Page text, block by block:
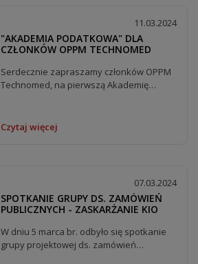
11.03.2024
"AKADEMIA PODATKOWA" DLA
CZŁONKÓW OPPM TECHNOMED
Serdecznie zapraszamy członków OPPM
Technomed, na pierwszą Akademię
Czytaj więcej
07.03.2024
SPOTKANIE GRUPY DS. ZAMÓWIEŃ
PUBLICZNYCH - ZASKARŻANIE KIO
W dniu 5 marca br. odbyło się spotkanie
grupy projektowej ds. zamówień